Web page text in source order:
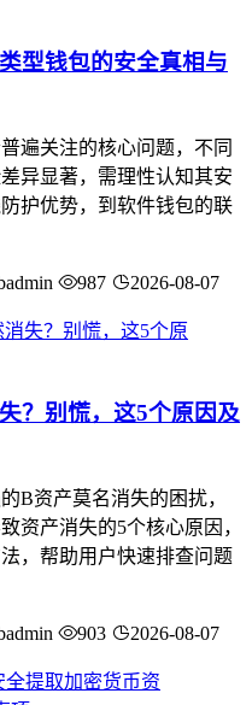
型钱包的安全真相与
遍关注的核心问题，不同
异显著，需理性认知其安
护优势，到软件钱包的联
987 2026-08-07
？别慌，这5个原因及
B资产莫名消失的困扰，
资产消失的5个核心原因，
，帮助用户快速排查问题
903 2026-08-07